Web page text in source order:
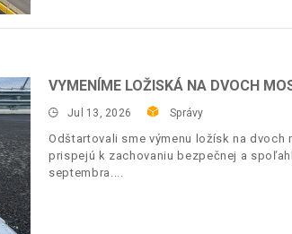
VYMENÍME LOŽISKÁ NA DVOCH
Jul 13, 2026 Správy
Odštartovali sme výmenu ložísk na dvoch
prispejú k zachovaniu bezpečnej a
septembra.